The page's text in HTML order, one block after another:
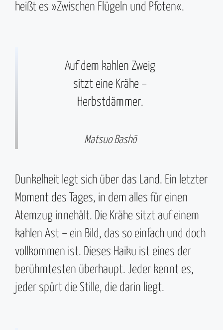
heißt es »Zwischen Flügeln und Pfoten«.
Auf dem kahlen Zweig
sitzt eine Krähe –
Herbstdämmer.
Matsuo Bashō
Dunkelheit legt sich über das Land. Ein letzter
Moment des Tages, in dem alles für einen
Atemzug innehält. Die Krähe sitzt auf einem
kahlen Ast – ein Bild, das so einfach und doch
vollkommen ist. Dieses Haiku ist eines der
berühmtesten überhaupt. Jeder kennt es,
jeder spürt die Stille, die darin liegt.